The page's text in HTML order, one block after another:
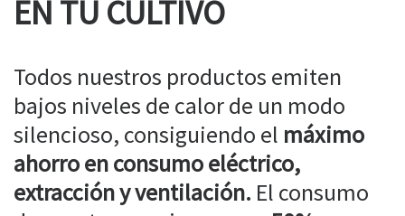
EN TU CULTIVO
Todos nuestros productos emiten
bajos niveles de calor de un modo
silencioso, consiguiendo el máximo
ahorro en consumo eléctrico,
extracción y ventilación. El consumo